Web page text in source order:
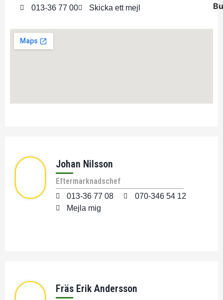
013-36 77 00 Skicka ett mejl
Johan Nilsson
Eftermarknadschef
013-36 77 08
070-346 54 12
Mejla mig
Fräs Erik Andersson